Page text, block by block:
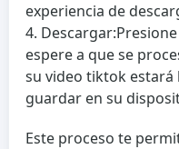
experiencia de
Descargar:
espere a que se
su video tiktok estará
guardar en su
Este proceso te